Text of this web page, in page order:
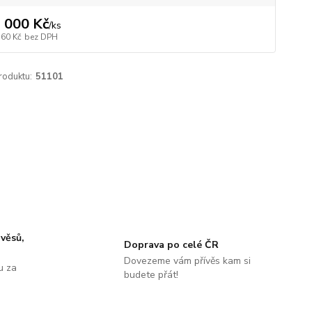
000 Kč/ks
Kč bez DPH
51101
za
Doprava po celé ČR
Dovezeme vám přívěs kam si
budete přát!